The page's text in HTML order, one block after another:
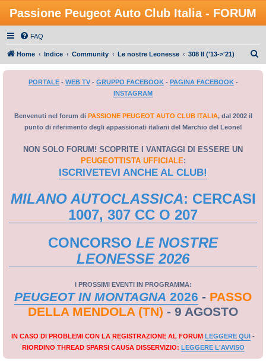
Passione Peugeot Auto Club Italia - FORUM
FAQ
Home Indice Community Le nostre Leonesse 308 II ('13->'21)
PORTALE- WEB TV- GRUPPO FACEBOOK- PAGINA FACEBOOK-
INSTAGRAM
Benvenuti nel forum di PASSIONE PEUGEOT AUTO CLUB ITALIA, dal 2002 il
punto di riferimento degli appassionati italiani del Marchio del Leone!
NON SOLO FORUM! SCOPRITE I VANTAGGI DI ESSERE UN
PEUGEOTTISTA UFFICIALE:
ISCRIVETEVI ANCHE AL CLUB!
MILANO AUTOCLASSICA: CERCASI
1007, 307 CC O 207
CONCORSO LE NOSTRE
LEONESSE 2026
I PROSSIMI EVENTI IN PROGRAMMA:
PEUGEOT IN MONTAGNA 2026 - PASSO
DELLA MENDOLA (TN) - 9 AGOSTO
IN CASO DI PROBLEMI CON LA REGISTRAZIONE AL FORUM LEGGERE QUI -
RIORDINO THREAD SPARSI CAUSA DISSERVIZIO: LEGGERE L'AVVISO